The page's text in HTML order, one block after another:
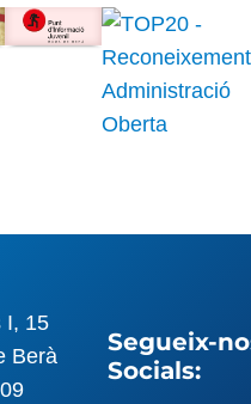
I, 15
Berà
Segueix-
Socials: